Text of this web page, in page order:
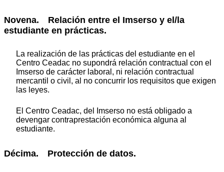
Novena. Relación entre el Imserso y el/la
estudiante en prácticas.
La realización de las prácticas del estudiante en el
Centro Ceadac no supondrá relación contractual con el
Imserso de carácter laboral, ni relación contractual
mercantil o civil, al no concurrir los requisitos que exigen
las leyes.
El Centro Ceadac, del Imserso no está obligado a
devengar contraprestación económica alguna al
estudiante.
Décima. Protección de datos.